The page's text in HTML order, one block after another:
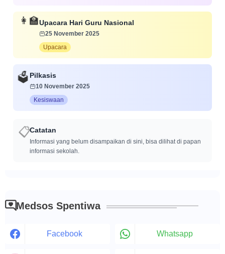
👩‍🏫Upacara Hari Guru Nasional
25 November 2025
Upacara
🗳️ Pilkasis
10 November 2025
Kesiswaan
📋Catatan
Informasi yang belum disampaikan di sini, bisa dilihat di papan
informasi sekolah.
Medsos Spentiwa
Facebook Whatsapp